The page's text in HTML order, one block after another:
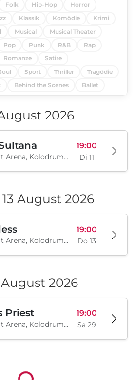
Folk Hip-Hop
Horror
Klassik Komödie
Krimi
Musical
Musical Theater
Pop Punk R&B
Rap
Romanze
Satire
Sport Thriller
Tragödie
Behind the Scenes Ballet
2026
Vidas Art Arena, Kolodrum, Borisova gradina, Sofia, BG
19:00
Di 11
August 2026
Vidas Art Arena, Kolodrum, Borisova gradina, Sofia, BG
19:00
Do 13
2026
Priest
Vidas Art Arena, Kolodrum, Borisova gradina, Sofia, BG
19:00
Sa 29